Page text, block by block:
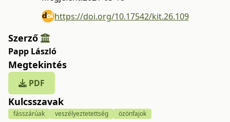
https://doi.org/10.17542/kit.26.109
Szerző
Papp László
Megtekintés
PDF
Kulcsszavak
fásszárúak veszélyeztetettség özönfajok